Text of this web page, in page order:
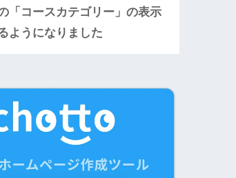
「コースカテゴリー」の表示
ようになりました